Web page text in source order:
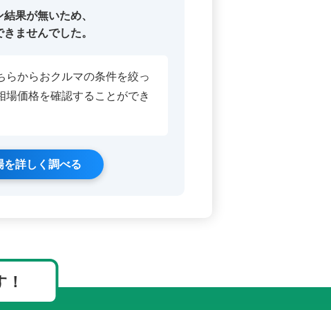
果が無いため、
ませんでした。
からおクルマの条件を絞っ
価格を確認することができ
を詳しく調べる